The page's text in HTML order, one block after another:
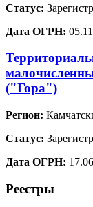
Статус:
Дата ОГРН:
("Гора")
Регион:
Статус:
Дата ОГРН:
Реестры